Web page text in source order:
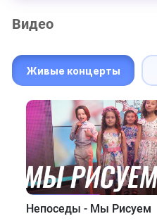
Видео
Живые концерты
Непоседы - Мы Рисуем